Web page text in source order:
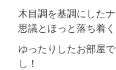
木目調を基調にした
思議とほっと落ち着
ゆったりしたお部屋
し！